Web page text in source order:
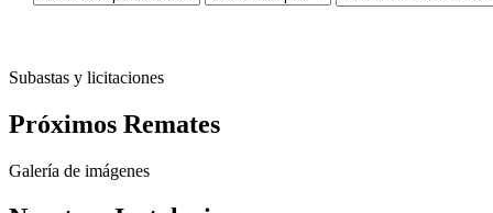
Subastas y licitaciones
Próximos Remates
Galería de imágenes